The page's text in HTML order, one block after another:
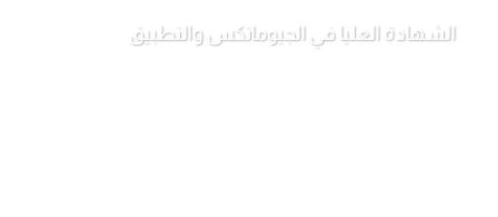
الشهادة العليا في الجيوماتكس والتطبيق